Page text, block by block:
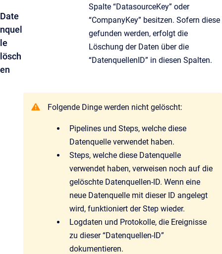
Date
nquel
le
lösch
en
Spalte “DatasourceKey” oder
“CompanyKey” besitzen. Sofern diese
gefunden werden, erfolgt die
Löschung der Daten über die
“DatenquellenID” in diesen Spalten.
Folgende Dinge werden nicht gelöscht:
Pipelines und Steps, welche diese
Datenquelle verwendet haben.
Steps, welche diese Datenquelle
verwendet haben, verweisen noch auf die
gelöschte Datenquellen-ID. Wenn eine
neue Datenquelle mit dieser ID angelegt
wird, funktioniert der Step wieder.
Logdaten und Protokolle, die Ereignisse
zu dieser “Datenquellen-ID”
dokumentieren.